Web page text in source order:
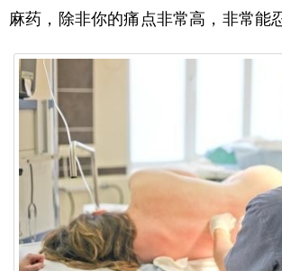
麻药，除非你的痛点非常高，非常能